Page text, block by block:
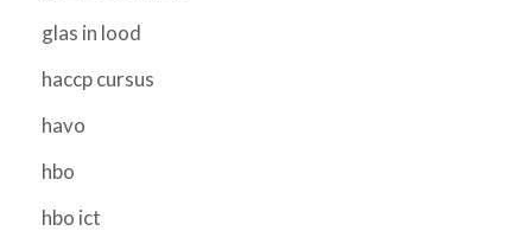
glas in lood
haccp cursus
havo
hbo
hbo ict